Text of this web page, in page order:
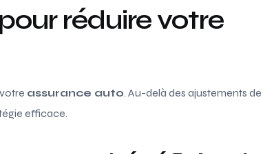
réduire votre
assurance auto. Au-delà des ajustements de
efficace.